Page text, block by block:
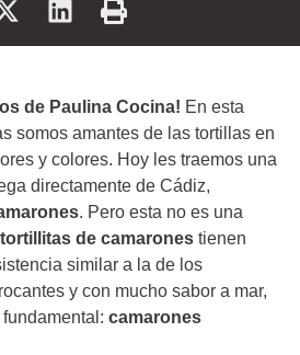
de Paulina Cocina! En esta
somos amantes de las tortillas en
y colores. Hoy les traemos una
directamente de Cádiz,
. Pero esta no es una
tortillitas de camarones tienen
similar a la de los
y con mucho sabor a mar,
camarones